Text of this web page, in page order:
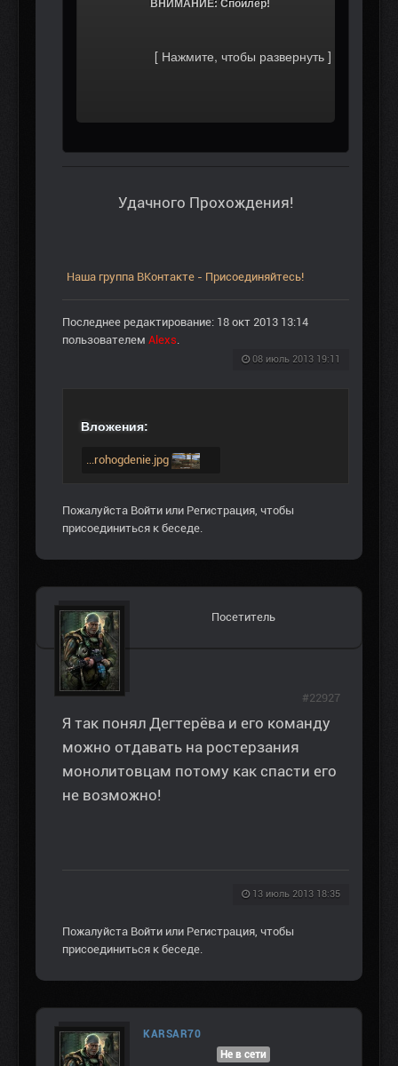
Удачного Прохождения!
Наша группа ВКонтакте - Присоединяйтесь!
Последнее редактирование: 18 окт 2013 13:14
пользователем Alexs.
08 июль 2013 19:11
Вложения:
...rohogdenie.jpg
Пожалуйста Войти или Регистрация, чтобы
присоединиться к беседе.
Посетитель
Я так понял Дегтерёва и его команду
можно отдавать на ростерзания
монолитовцам потому как спасти его
не возможно!
13 июль 2013 18:35
#22927
Пожалуйста Войти или Регистрация, чтобы
присоединиться к беседе.
KARSAR70
Не в сети